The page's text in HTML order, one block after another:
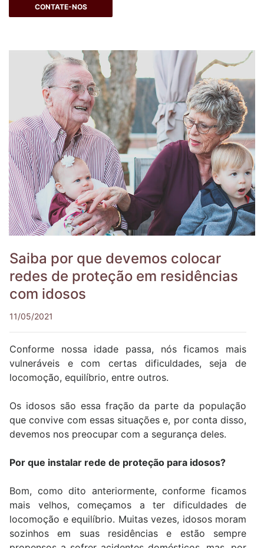
CONTATE-NOS
Saiba por que devemos colocar
redes de proteção em residências
com idosos
11/05/2021
Conforme nossa idade passa, nós ficamos mais
vulneráveis e com certas dificuldades, seja de
locomoção, equilíbrio, entre outros.
Os idosos são essa fração da parte da população
que convive com essas situações e, por conta disso,
devemos nos preocupar com a segurança deles.
Por que instalar rede de proteção para idosos?
Bom, como dito anteriormente, conforme ficamos
mais velhos, começamos a ter dificuldades de
locomoção e equilíbrio. Muitas vezes, idosos moram
sozinhos em suas residências e estão sempre